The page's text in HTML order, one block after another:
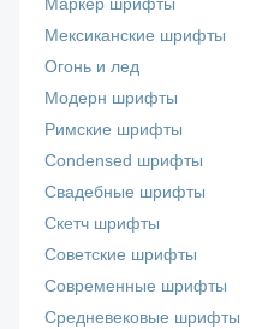
Маркер шрифты
Мексиканские шрифты
Огонь и лед
Модерн шрифты
Римские шрифты
Сondensed шрифты
Свадебные шрифты
Скетч шрифты
Советские шрифты
Современные шрифты
Средневековые шрифты